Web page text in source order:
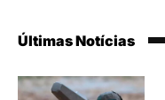
Últimas Notícias